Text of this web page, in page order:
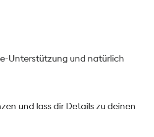
Unterstützung und natürlich
und lass dir Details zu deinen